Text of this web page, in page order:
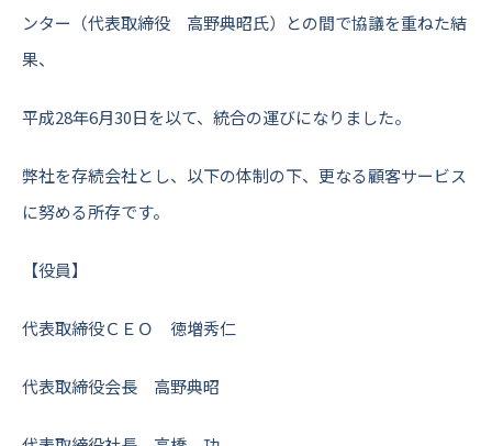
ンター（代表取締役 高野典昭氏）との間で協議を重ねた結
果、
平成28年6月30日を以て、統合の運びになりました。
弊社を存続会社とし、以下の体制の下、更なる顧客サービス
に努める所存です。
【役員】
代表取締役ＣＥＯ 徳増秀仁
代表取締役会長 高野典昭